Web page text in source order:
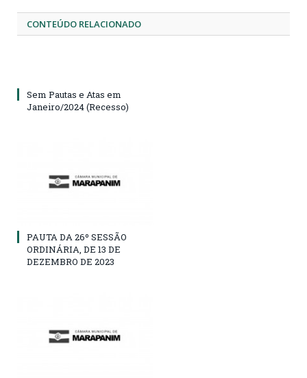
CONTEÚDO RELACIONADO
Sem Pautas e Atas em
Janeiro/2024 (Recesso)
PAUTA DA 26º SESSÃO
ORDINÁRIA, DE 13 DE
DEZEMBRO DE 2023